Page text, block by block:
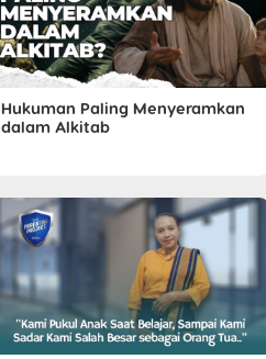
Hukuman Paling Menyeramkan
dalam Alkitab